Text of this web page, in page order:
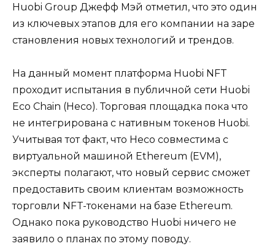
Huobi Group Джефф Мэй отметил, что это один
из ключевых этапов для его компании на заре
становления новых технологий и трендов.
На данный момент платформа Huobi NFT
проходит испытания в публичной сети Huobi
Eco Chain (Heco). Торговая площадка пока что
не интегрирована с нативным токенов Huobi.
Учитывая тот факт, что Heco совместима с
виртуальной машиной Ethereum (EVM),
эксперты полагают, что новый сервис сможет
предоставить своим клиентам возможность
торговли NFT-токенами на базе Ethereum.
Однако пока руководство Huobi ничего не
заявило о планах по этому поводу.